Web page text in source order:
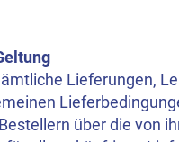
Lieferungen,
über die von